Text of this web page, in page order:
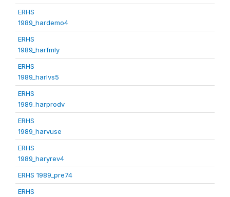
ERHS
1989_hardemo4
ERHS
1989_harfmly
ERHS
1989_harlvs5
ERHS
1989_harprodv
ERHS
1989_harvuse
ERHS
1989_haryrev4
ERHS 1989_pre74
ERHS